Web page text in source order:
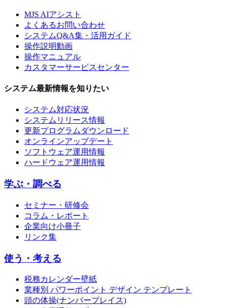
MJS AIアシスト
よくあるお問い合わせ
システムQ&A集・活用ガイド
操作説明動画
操作マニュアル
カスタマーサービスセンター
システム最新情報を知りたい
システム対応状況
システムリリース情報
更新プログラムダウンロード
オンラインアップデート
ソフトウェア運用情報
ハードウェア運用情報
学ぶ・調べる
セミナー・研修会
コラム・レポート
企業向け小冊子
リンク集
使う・考える
税務カレンダー壁紙
業種別 パワーポイント デザイン テンプレート
頭の体操(ナンバープレイス)